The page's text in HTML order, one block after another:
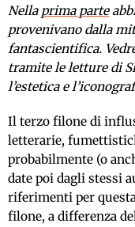
Nella prima parte
provenivano dalla
fantascientifica.
tramite le letture di
l’estetica e
Il terzo filone di
letterarie,
probabilmente (o
date poi dagli stessi
riferimenti per
filone, a differenza